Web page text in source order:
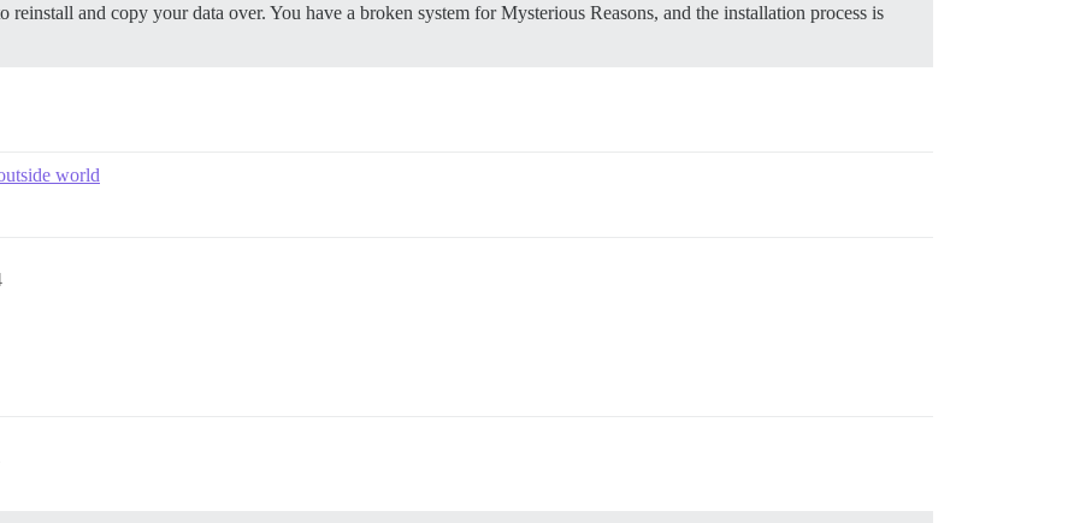
and copy your data over. You have a broken system for Mysterious Reasons, and the installation process is
world